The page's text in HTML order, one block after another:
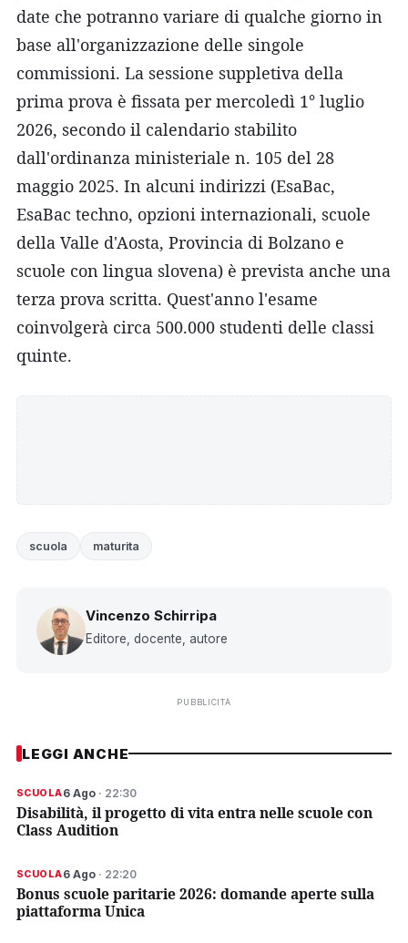
date che potranno variare di qualche giorno in
base all'organizzazione delle singole
commissioni. La sessione suppletiva della
prima prova è fissata per mercoledì 1° luglio
2026, secondo il calendario stabilito
dall'ordinanza ministeriale n. 105 del 28
maggio 2025. In alcuni indirizzi (EsaBac,
EsaBac techno, opzioni internazionali, scuole
della Valle d'Aosta, Provincia di Bolzano e
scuole con lingua slovena) è prevista anche una
terza prova scritta. Quest'anno l'esame
coinvolgerà circa 500.000 studenti delle classi
quinte.
scuola maturita
Vincenzo Schirripa
Editore, docente, autore
PUBBLICITÀ
LEGGI ANCHE
SCUOLA6 Ago· 22:30
Disabilità, il progetto di vita entra nelle scuole con
Class Audition
SCUOLA6 Ago· 22:20
Bonus scuole paritarie 2026: domande aperte sulla
piattaforma Unica